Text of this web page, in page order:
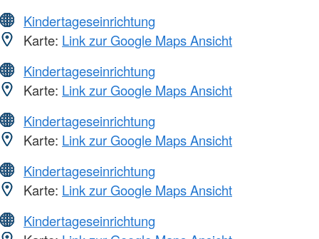
Kindertageseinrichtung
Karte: Link zur Google Maps Ansicht
Kindertageseinrichtung
Karte: Link zur Google Maps Ansicht
Kindertageseinrichtung
Karte: Link zur Google Maps Ansicht
Kindertageseinrichtung
Karte: Link zur Google Maps Ansicht
Kindertageseinrichtung